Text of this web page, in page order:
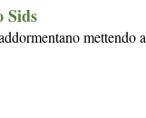
Sids
mettendo a